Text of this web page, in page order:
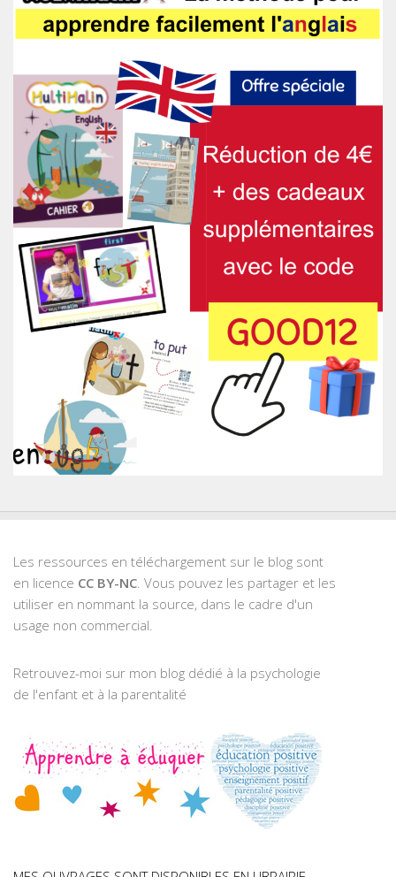
Les ressources en téléchargement sur le blog sont
en licence CC BY-NC. Vous pouvez les partager et les
utiliser en nommant la source, dans le cadre d'un
usage non commercial.
Retrouvez-moi sur mon blog dédié à la psychologie
de l'enfant et à la parentalité